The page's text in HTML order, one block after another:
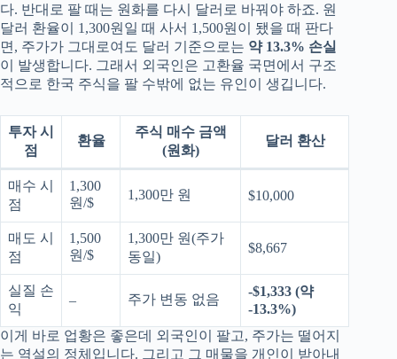
다. 반대로 팔 때는 원화를 다시 달러로 바꿔야 하죠. 원
달러 환율이 1,300원일 때 사서 1,500원이 됐을 때 판다
면, 주가가 그대로여도 달러 기준으로는 약 13.3% 손실
이 발생합니다. 그래서 외국인은 고환율 국면에서 구조
적으로 한국 주식을 팔 수밖에 없는 유인이 생깁니다.
투자 시
점
환율
주식 매수 금액
(원화)
달러 환산
매수 시
점
1,300
원/$
1,300만 원 $10,000
매도 시
점
1,500
원/$
1,300만 원(주가
동일)
$8,667
실질 손
익
– 주가 변동 없음
-$1,333 (약
-13.3%)
이게 바로 업황은 좋은데 외국인이 팔고, 주가는 떨어지
는 역설의 정체입니다. 그리고 그 매물을 개인이 받아내